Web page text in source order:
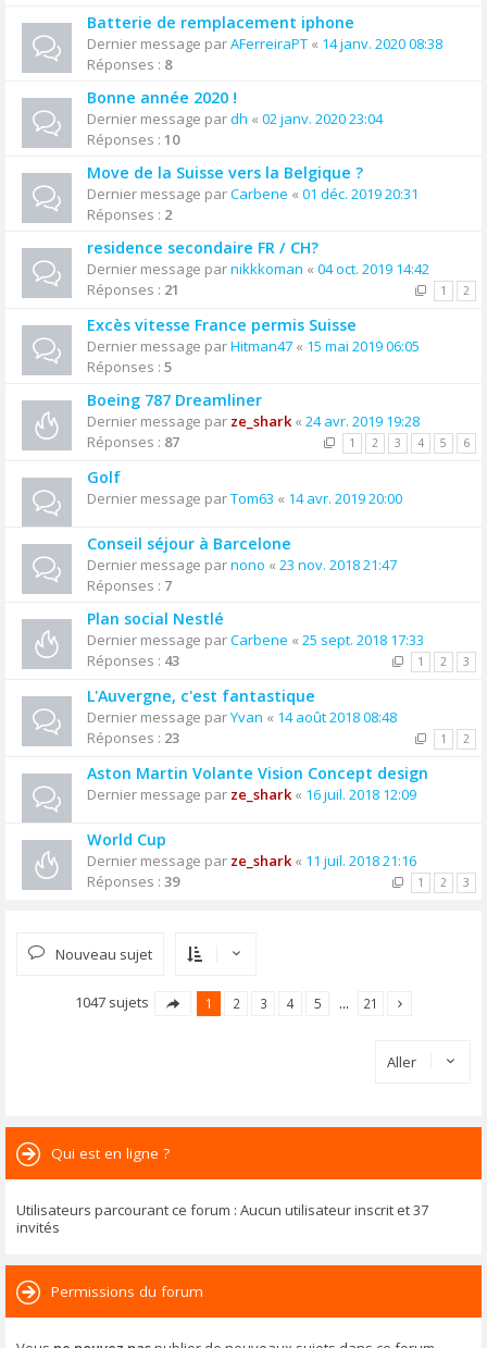
Batterie de remplacement iphone
Dernier message parAFerreiraPT « 14 janv. 2020 08:38
Réponses : 8
Bonne année 2020 !
Dernier message pardh « 02 janv. 2020 23:04
Réponses : 10
Move de la Suisse vers la Belgique ?
Dernier message parCarbene « 01 déc. 2019 20:31
Réponses : 2
residence secondaire FR / CH?
Dernier message parnikkkoman « 04 oct. 2019 14:42
Réponses : 21 1 2
Excès vitesse France permis Suisse
Dernier message parHitman47 « 15 mai 2019 06:05
Réponses : 5
Boeing 787 Dreamliner
Dernier message par ze_shark« 24 avr. 2019 19:28
Réponses : 87 1 2 3 4 5 6
Golf
Dernier message parTom63 « 14 avr. 2019 20:00
Conseil séjour à Barcelone
Dernier message parnono « 23 nov. 2018 21:47
Réponses : 7
Plan social Nestlé
Dernier message parCarbene « 25 sept. 2018 17:33
Réponses : 43 1 2 3
L'Auvergne, c'est fantastique
Dernier message parYvan « 14 août 2018 08:48
Réponses : 23 1 2
Aston Martin Volante Vision Concept design
Dernier message par ze_shark« 16 juil. 2018 12:09
World Cup
Dernier message par ze_shark« 11 juil. 2018 21:16
Réponses : 39 1 2 3
Nouveau sujet
1047 sujets 1 2 3 4 5 … 21
Aller
Qui est en ligne ?
Utilisateurs parcourant ce forum : Aucun utilisateur inscrit et 37
invités
Permissions du forum